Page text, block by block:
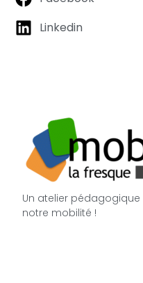
Un atelier
notre mobilité !
Linkedin